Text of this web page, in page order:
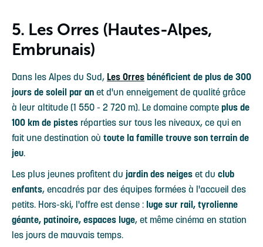
5. Les Orres (Hautes-Alpes,
Embrunais)
Dans les Alpes du Sud, Les Orres bénéficient de plus de 300
jours de soleil par an et d'un enneigement de qualité grâce
à leur altitude (1 550 - 2 720 m). Le domaine compte plus de
100 km de pistes réparties sur tous les niveaux, ce qui en
fait une destination où toute la famille trouve son terrain de
jeu.
Les plus jeunes profitent du jardin des neiges et du club
enfants, encadrés par des équipes formées à l'accueil des
petits. Hors-ski, l'offre est dense : luge sur rail, tyrolienne
géante, patinoire, espaces luge, et même cinéma en station
les jours de mauvais temps.